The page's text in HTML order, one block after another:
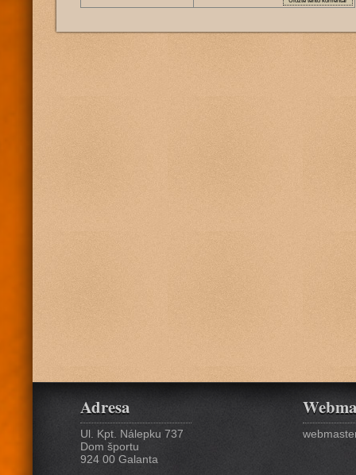
Adresa
Ul. Kpt. Nálepku 737
Dom športu
924 00 Galanta